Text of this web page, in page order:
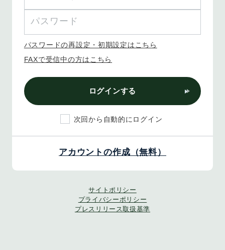
パスワードの再設定・初期設定はこちら
FAXで受信中の方はこちら
ログインする
次回から自動的にログイン
アカウントの作成（無料）
サイトポリシー
プライバシーポリシー
プレスリリース取扱基準